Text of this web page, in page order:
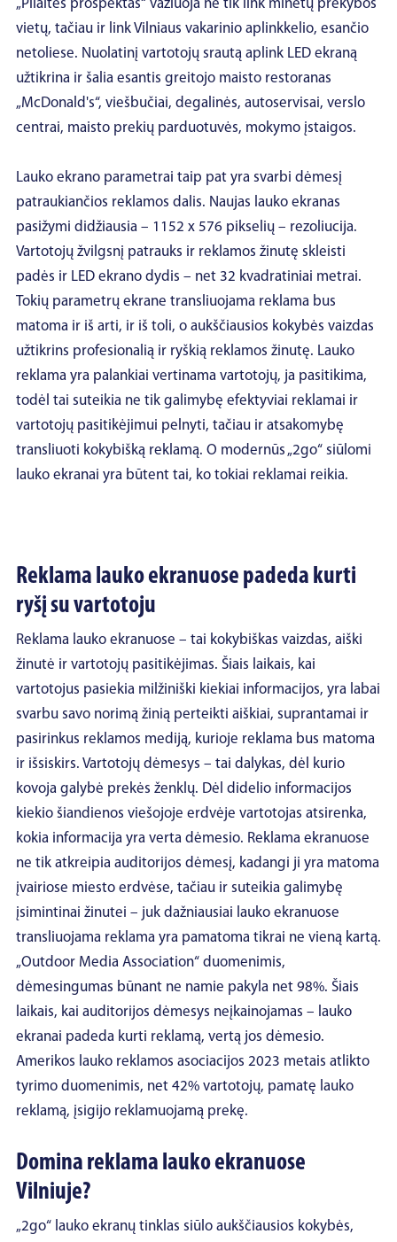
„Pilaitės prospektas“ važiuoja ne tik link minėtų prekybos
vietų, tačiau ir link Vilniaus vakarinio aplinkkelio, esančio
netoliese. Nuolatinį vartotojų srautą aplink LED ekraną
užtikrina ir šalia esantis greitojo maisto restoranas
„McDonald's“, viešbučiai, degalinės, autoservisai, verslo
centrai, maisto prekių parduotuvės, mokymo įstaigos.
Lauko ekrano parametrai taip pat yra svarbi dėmesį
patraukiančios reklamos dalis. Naujas lauko ekranas
pasižymi didžiausia – 1152 x 576 pikselių – rezoliucija.
Vartotojų žvilgsnį patrauks ir reklamos žinutę skleisti
padės ir LED ekrano dydis – net 32 kvadratiniai metrai.
Tokių parametrų ekrane transliuojama reklama bus
matoma ir iš arti, ir iš toli, o aukščiausios kokybės vaizdas
užtikrins profesionalią ir ryškią reklamos žinutę. Lauko
reklama yra palankiai vertinama vartotojų, ja pasitikima,
todėl tai suteikia ne tik galimybę efektyviai reklamai ir
vartotojų pasitikėjimui pelnyti, tačiau ir atsakomybę
transliuoti kokybišką reklamą. O modernūs „2go“ siūlomi
lauko ekranai yra būtent tai, ko tokiai reklamai reikia.
Reklama lauko ekranuose padeda kurti
ryšį su vartotoju
Reklama lauko ekranuose – tai kokybiškas vaizdas, aiški
žinutė ir vartotojų pasitikėjimas. Šiais laikais, kai
vartotojus pasiekia milžiniški kiekiai informacijos, yra labai
svarbu savo norimą žinią perteikti aiškiai, suprantamai ir
pasirinkus reklamos mediją, kurioje reklama bus matoma
ir išsiskirs. Vartotojų dėmesys – tai dalykas, dėl kurio
kovoja galybė prekės ženklų. Dėl didelio informacijos
kiekio šiandienos viešojoje erdvėje vartotojas atsirenka,
kokia informacija yra verta dėmesio. Reklama ekranuose
ne tik atkreipia auditorijos dėmesį, kadangi ji yra matoma
įvairiose miesto erdvėse, tačiau ir suteikia galimybę
įsimintinai žinutei – juk dažniausiai lauko ekranuose
transliuojama reklama yra pamatoma tikrai ne vieną kartą.
„Outdoor Media Association“ duomenimis,
dėmesingumas būnant ne namie pakyla net 98%. Šiais
laikais, kai auditorijos dėmesys neįkainojamas – lauko
ekranai padeda kurti reklamą, vertą jos dėmesio.
Amerikos lauko reklamos asociacijos 2023 metais atlikto
tyrimo duomenimis, net 42% vartotojų, pamatę lauko
reklamą, įsigijo reklamuojamą prekę.
Domina reklama lauko ekranuose
Vilniuje?
„2go“ lauko ekranų tinklas siūlo aukščiausios kokybės,